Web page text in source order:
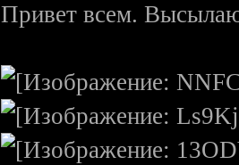
Привет всем.